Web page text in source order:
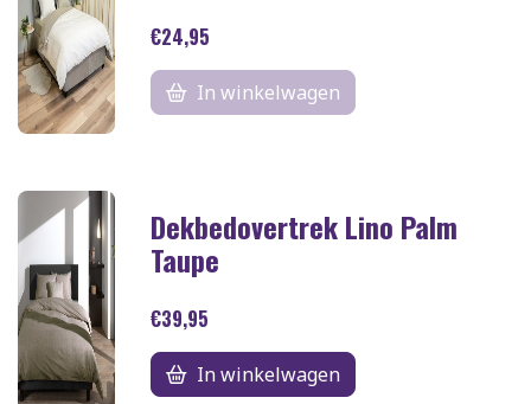
€24,95
In winkelwagen
Dekbedovertrek Lino Palm
Taupe
€39,95
In winkelwagen